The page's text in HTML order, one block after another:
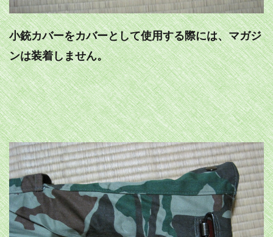
小銃カバーをカバーとして使用する際には、マガジ
ンは装着しません。